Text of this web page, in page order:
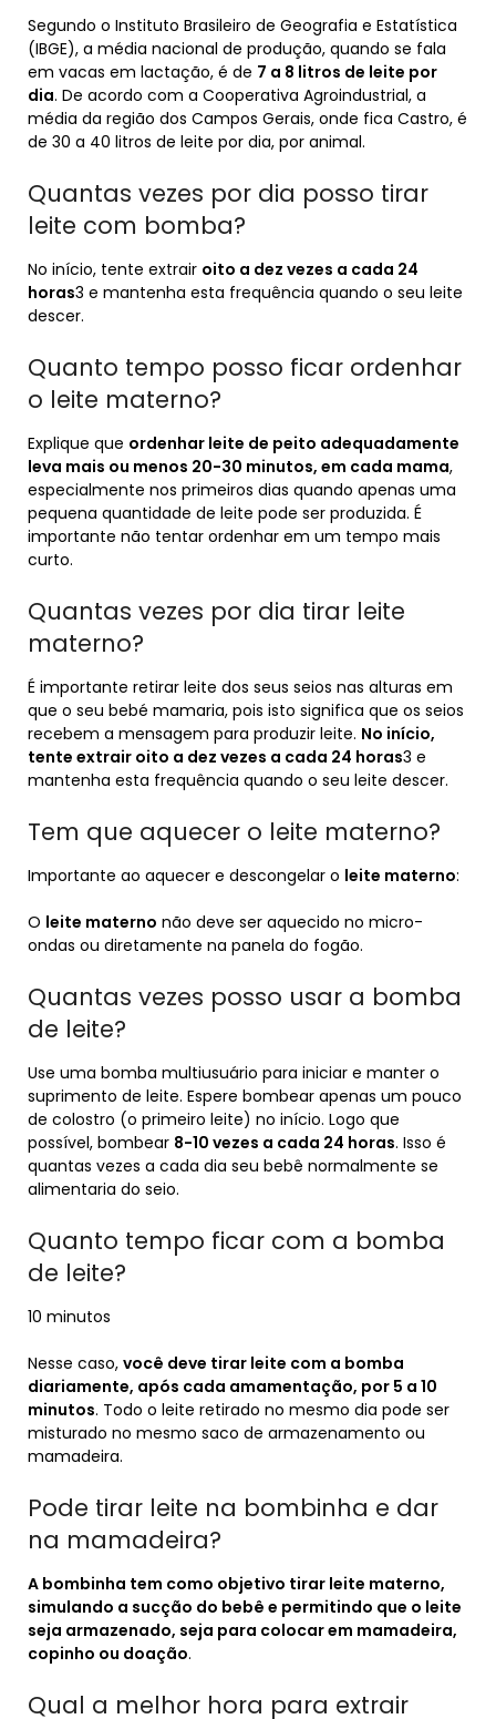
Segundo o Instituto Brasileiro de Geografia e Estatística
(IBGE), a média nacional de produção, quando se fala
em vacas em lactação, é de 7 a 8 litros de leite por
dia. De acordo com a Cooperativa Agroindustrial, a
média da região dos Campos Gerais, onde fica Castro, é
de 30 a 40 litros de leite por dia, por animal.
Quantas vezes por dia posso tirar
leite com bomba?
No início, tente extrair oito a dez vezes a cada 24
horas3 e mantenha esta frequência quando o seu leite
descer.
Quanto tempo posso ficar ordenhar
o leite materno?
Explique que ordenhar leite de peito adequadamente
leva mais ou menos 20-30 minutos, em cada mama,
especialmente nos primeiros dias quando apenas uma
pequena quantidade de leite pode ser produzida. É
importante não tentar ordenhar em um tempo mais
curto.
Quantas vezes por dia tirar leite
materno?
É importante retirar leite dos seus seios nas alturas em
que o seu bebé mamaria, pois isto significa que os seios
recebem a mensagem para produzir leite. No início,
tente extrair oito a dez vezes a cada 24 horas3 e
mantenha esta frequência quando o seu leite descer.
Tem que aquecer o leite materno?
Importante ao aquecer e descongelar o leite materno:
O leite materno não deve ser aquecido no micro-
ondas ou diretamente na panela do fogão.
Quantas vezes posso usar a bomba
de leite?
Use uma bomba multiusuário para iniciar e manter o
suprimento de leite. Espere bombear apenas um pouco
de colostro (o primeiro leite) no início. Logo que
possível, bombear 8-10 vezes a cada 24 horas. Isso é
quantas vezes a cada dia seu bebê normalmente se
alimentaria do seio.
Quanto tempo ficar com a bomba
de leite?
10 minutos
Nesse caso, você deve tirar leite com a bomba
diariamente, após cada amamentação, por 5 a 10
minutos. Todo o leite retirado no mesmo dia pode ser
misturado no mesmo saco de armazenamento ou
mamadeira.
Pode tirar leite na bombinha e dar
na mamadeira?
A bombinha tem como objetivo tirar leite materno,
simulando a sucção do bebê e permitindo que o leite
seja armazenado, seja para colocar em mamadeira,
copinho ou doação.
Qual a melhor hora para extrair